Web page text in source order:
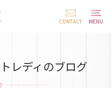
CONTACT
MENU
レディのブログ